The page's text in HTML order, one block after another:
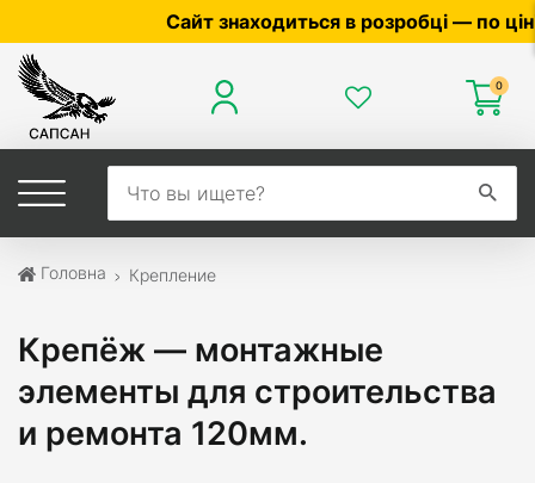
Сайт знаходиться в розробці — по ціні та
0
Головна Крепление
Крепёж — монтажные
элементы для строительства
и ремонта 120мм.